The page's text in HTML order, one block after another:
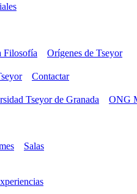
Filosofía
Orígenes de Tseyor
Contactar
Tseyor de Granada ONG
Salas